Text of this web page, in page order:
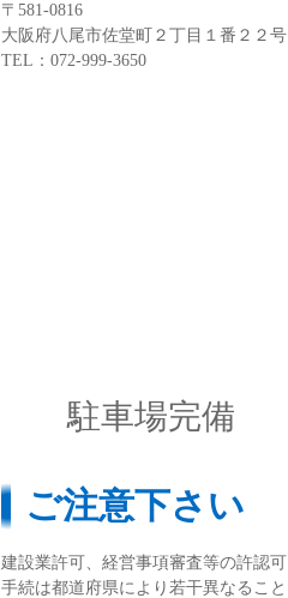
〒581-0816
大阪府八尾市佐堂町２丁目１番２２号
TEL：072-999-3650
駐車場完備
ご注意下さい
建設業許可、経営事項審査等の許認可
手続は都道府県により若干異なること